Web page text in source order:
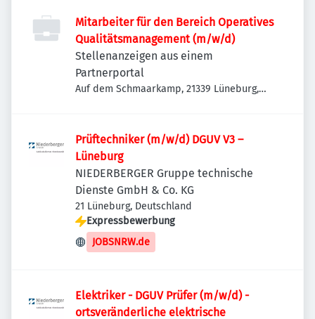
Mitarbeiter für den Bereich Operatives
Qualitätsmanagement (m/w/d)
Stellenanzeigen aus einem
Partnerportal
Auf dem Schmaarkamp, 21339 Lüneburg,
Prüftechniker (m/w/d) DGUV V3 –
Lüneburg
NIEDERBERGER Gruppe technische
Dienste GmbH & Co. KG
21 Lüneburg, Deutschland
Expressbewerbung
JOBSNRW.de
Elektriker - DGUV Prüfer (m/w/d) -
ortsveränderliche elektrische